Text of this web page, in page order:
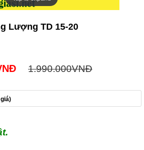
Lượng TD 15-20
1.990.000VNĐ